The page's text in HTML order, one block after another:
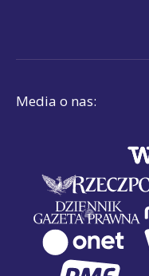
Media o nas: